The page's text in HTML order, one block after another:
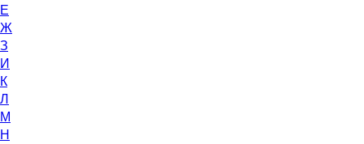
Е
Ж
З
И
К
Л
М
Н